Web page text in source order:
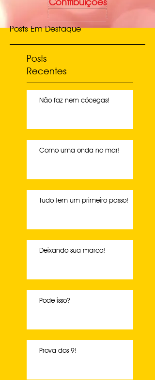
Posts Em Destaque
Posts
Recentes
Não faz nem cócegas!
Como uma onda no mar!
Tudo tem um primeiro passo!
Deixando sua marca!
Pode isso?
Prova dos 9!